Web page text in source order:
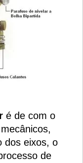
é de com o
dos eixos, o
de